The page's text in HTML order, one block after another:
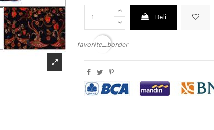
Beli
favorite_border